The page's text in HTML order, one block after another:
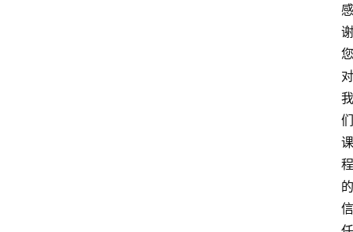
感
谢
您
对
我
们
课
程
的
信